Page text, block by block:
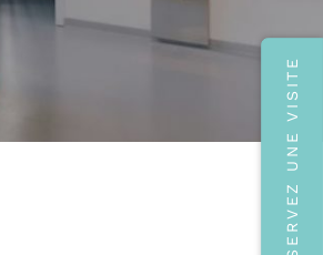
RÉSERVEZ UNE VISITE